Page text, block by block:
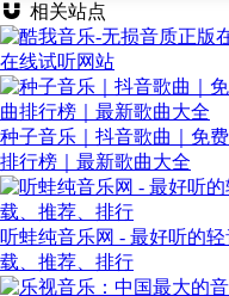
相关站点
在线试听网站
种子音乐｜抖音歌曲｜免
排行榜｜最新歌曲大全
听蛙纯音乐网 - 最好听的
载、推荐、排行